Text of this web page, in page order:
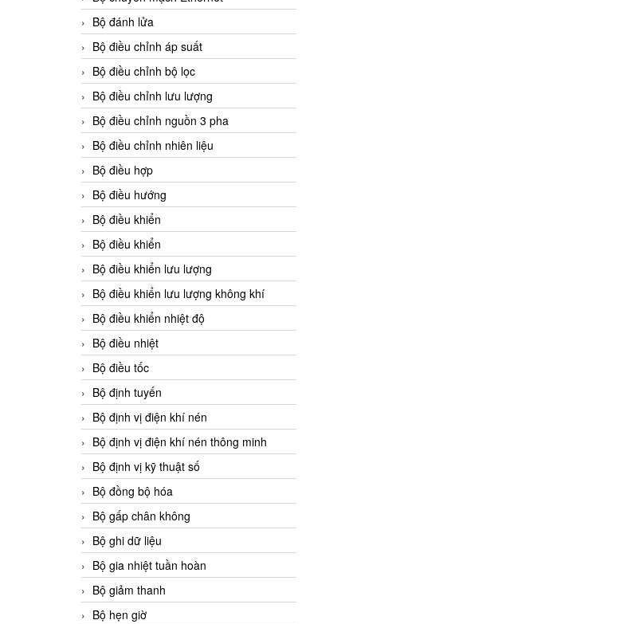
Bộ đánh lửa
Bộ điều chỉnh áp suất
Bộ điều chỉnh bộ lọc
Bộ điều chỉnh lưu lượng
Bộ điều chỉnh nguồn 3 pha
Bộ điều chỉnh nhiên liệu
Bộ điều hợp
Bộ điều hướng
Bộ điều khiển
Bộ điều khiển
Bộ điều khiển lưu lượng
Bộ điều khiển lưu lượng không khí
Bộ điều khiển nhiệt độ
Bộ điều nhiệt
Bộ điều tốc
Bộ định tuyến
Bộ định vị điện khí nén
Bộ định vị điện khí nén thông minh
Bộ định vị kỹ thuật số
Bộ đồng bộ hóa
Bộ gấp chân không
Bộ ghi dữ liệu
Bộ gia nhiệt tuần hoàn
Bộ giảm thanh
Bộ hẹn giờ